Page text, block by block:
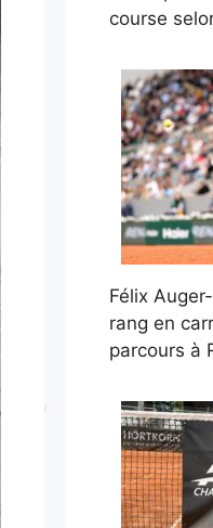
course
Félix
rang en
parcours à